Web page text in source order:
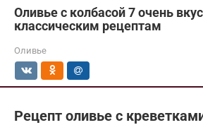
Оливье с колбасой 7 очень
классическим рецептам
Оливье
Рецепт оливье с